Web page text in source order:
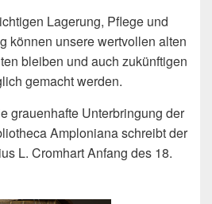
Lagerung, Pflege und
können unsere wertvollen alten
bleiben und auch zukünftigen
gemacht werden.
grauenhafte Unterbringung der
Amploniana schreibt der
L. Cromhart Anfang des 18.